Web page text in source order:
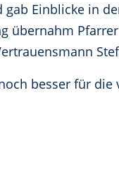
Einblicke in
übernahm
besser für